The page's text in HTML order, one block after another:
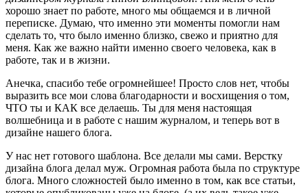
хорошо знает по работе, много мы общаемся и в личной
переписке. Думаю, что именно эти моменты помогли нам
сделать то, что было именно близко, свежо и приятно для
меня. Как же важно найти именно своего человека, как в
работе, так и в жизни.
Анечка, спасибо тебе огромнейшее! Просто слов нет, чтобы
выразить все мои слова благодарности и восхищения о том,
ЧТО ты и КАК все делаешь. Ты для меня настоящая
волшебница и в работе с нашим журналом, и теперь вот в
дизайне нашего блога.
У нас нет готового шаблона. Все делали мы сами. Верстку
дизайна блога делал муж. Огромная работа была по структуре
блога. Много сложностей было именно в том, как все статьи,